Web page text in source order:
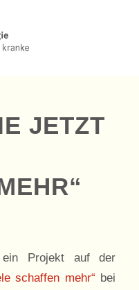
JETZT
Projekt auf der
schaffen mehr“ bei